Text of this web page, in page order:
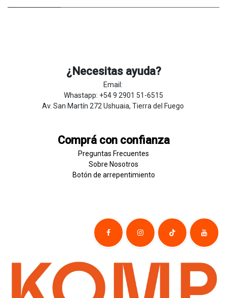
¿Necesitas ayuda?
Email:
Whastapp: +54 9 2901 51-6515
Av. San Martín 272 Ushuaia, Tierra del Fuego
Comprá con confianza
Preguntas Frecuentes
Sobre Nosotros
Botón de ​arrepentim​​​iento